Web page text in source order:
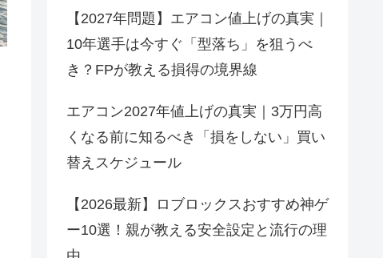
【2027年問題】エアコン値上げの真実｜
10年選手は今すぐ「型落ち」を狙うべ
き？FPが教える損得の境界線
エアコン2027年値上げの真実｜3万円高
くなる前に知るべき「損をしない」買い
替えスケジュール
【2026最新】ロブロックスおすすめ神ゲ
ー10選！親が教える安全設定と流行の理